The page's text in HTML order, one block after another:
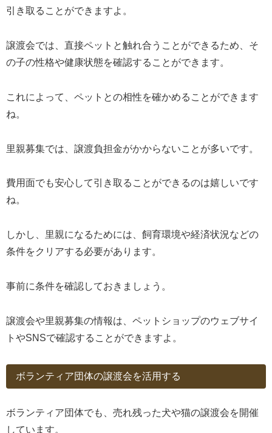
引き取ることができますよ。
譲渡会では、直接ペットと触れ合うことができるため、そ
の子の性格や健康状態を確認することができます。
これによって、ペットとの相性を確かめることができます
ね。
里親募集では、譲渡負担金がかからないことが多いです。
費用面でも安心して引き取ることができるのは嬉しいです
ね。
しかし、里親になるためには、飼育環境や経済状況などの
条件をクリアする必要があります。
事前に条件を確認しておきましょう。
譲渡会や里親募集の情報は、ペットショップのウェブサイ
トやSNSで確認することができますよ。
ボランティア団体の譲渡会を活用する
ボランティア団体でも、売れ残った犬や猫の譲渡会を開催
しています。